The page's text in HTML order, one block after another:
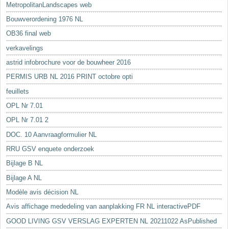
MetropolitanLandscapes web
Bouwverordening 1976 NL
OB36 final web
verkavelings
astrid infobrochure voor de bouwheer 2016
PERMIS URB NL 2016 PRINT octobre opti
feuillets
OPL Nr 7.01
OPL Nr 7.01 2
DOC. 10 Aanvraagformulier NL
RRU GSV enquete onderzoek
Bijlage B NL
Bijlage A NL
Modèle avis décision NL
Avis affichage mededeling van aanplakking FR NL interactivePDF
GOOD LIVING GSV VERSLAG EXPERTEN NL 20211022 AsPublished